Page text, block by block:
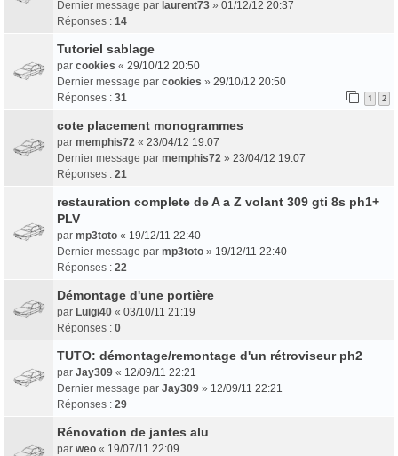
Dernier message par laurent73 » 01/12/12 20:37
Réponses : 14
Tutoriel sablage
par cookies « 29/10/12 20:50
Dernier message par cookies » 29/10/12 20:50
Réponses : 31 1 2
cote placement monogrammes
par memphis72 « 23/04/12 19:07
Dernier message par memphis72 » 23/04/12 19:07
Réponses : 21
restauration complete de A a Z volant 309 gti 8s ph1+
PLV
par mp3toto « 19/12/11 22:40
Dernier message par mp3toto » 19/12/11 22:40
Réponses : 22
Démontage d'une portière
par Luigi40 « 03/10/11 21:19
Réponses : 0
TUTO: démontage/remontage d'un rétroviseur ph2
par Jay309 « 12/09/11 22:21
Dernier message par Jay309 » 12/09/11 22:21
Réponses : 29
Rénovation de jantes alu
par weo « 19/07/11 22:09